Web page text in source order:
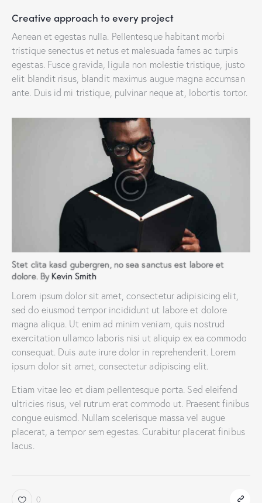
Creative approach to every project
Aenean et egestas nulla. Pellentesque habitant morbi
tristique senectus et netus et malesuada fames ac turpis
egestas. Fusce gravida, ligula non molestie tristique, justo
elit blandit risus, blandit maximus augue magna accumsan
ante. Duis id mi tristique, pulvinar neque at, lobortis tortor.
Stet clita kasd gubergren, no sea sanctus est labore et
dolore. ByKevin Smith
Lorem ipsum dolor sit amet, consectetur adipisicing elit,
sed do eiusmod tempor incididunt ut labore et dolore
magna aliqua. Ut enim ad minim veniam, quis nostrud
exercitation ullamco laboris nisi ut aliquip ex ea commodo
consequat. Duis aute irure dolor in reprehenderit. Lorem
ipsum dolor sit amet, consectetur adipiscing elit.
Etiam vitae leo et diam pellentesque porta. Sed eleifend
ultricies risus, vel rutrum erat commodo ut. Praesent finibus
congue euismod. Nullam scelerisque massa vel augue
placerat, a tempor sem egestas. Curabitur placerat finibus
lacus.
0